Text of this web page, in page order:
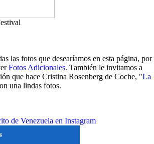
las fotos que desearíamos en esta página, por
Fotos Adicionales. También le invitamos a
que hace Cristina Rosenberg de Coche, "La
una lindas fotos.
de Venezuela en Instagram